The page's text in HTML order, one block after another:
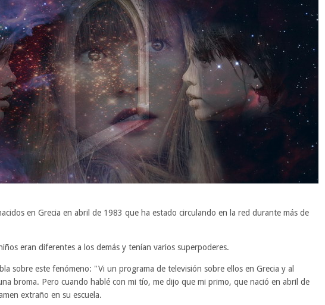
en Grecia en abril de 1983 que ha estado circulando en la red durante más de
eran diferentes a los demás y tenían varios superpoderes.
sobre este fenómeno: "Vi un programa de televisión sobre ellos en Grecia y al
broma. Pero cuando hablé con mi tío, me dijo que mi primo, que nació en abril de
extraño en su escuela.